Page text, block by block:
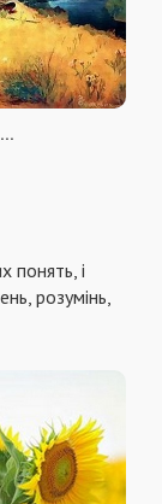
понять, і
розумінь,